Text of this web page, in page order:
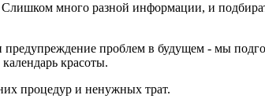
много разной информации, и
проблем в будущем - мы
красоты.
процедур и ненужных трат.